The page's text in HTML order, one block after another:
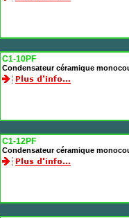
C1-10PF
Condensateur céramique
C1-12PF
Condensateur céramique